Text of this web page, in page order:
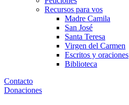
Recursos para vos
Madre Camila
San José
Santa Teresa
Virgen del Carmen
Escritos y oraciones
Biblioteca
Contacto
Donaciones